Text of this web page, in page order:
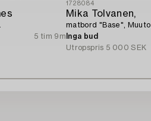
5 tim 9m
1728084
Mika Tolvanen,
matbord "Base", Muuto,
Inga bud
Utropspris 5 000 SEK